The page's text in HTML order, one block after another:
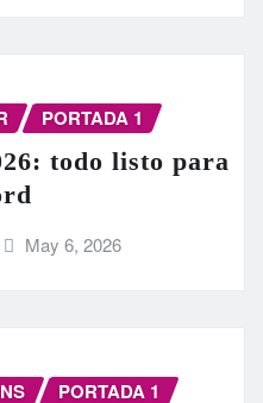
PORTADA 1
todo listo para
May 6, 2026
PORTADA 1